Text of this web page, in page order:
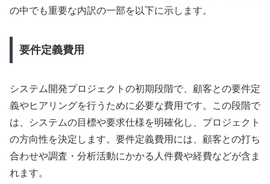
の中でも重要な内訳の一部を以下に示します。
要件定義費用
システム開発プロジェクトの初期段階で、顧客との要件定
義やヒアリングを行うために必要な費用です。この段階で
は、システムの目標や要求仕様を明確化し、プロジェクト
の方向性を決定します。要件定義費用には、顧客との打ち
合わせや調査・分析活動にかかる人件費や経費などが含ま
れます。